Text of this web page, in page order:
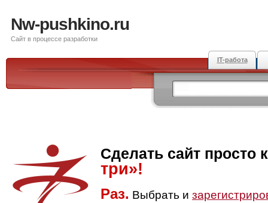
Nw-pushkino.ru
Сайт в процессе разработки
IT-работа
Сделать сайт просто
три»!
Раз. Выбрать и